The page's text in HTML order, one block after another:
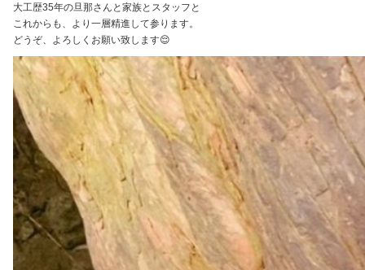
大工歴35年の旦那さんと家族とスタッフと
これからも、より一層精進して参ります。
どうぞ、よろしくお願い致します😌